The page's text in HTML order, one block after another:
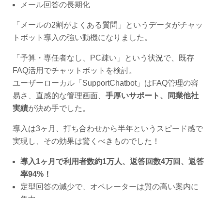
メール回答の長期化
「メールの2割がよくある質問」というデータがチャッ
トボット導入の強い動機になりました。
「予算・専任者なし、PC疎い」という状況で、既存
FAQ活用でチャットボットを検討。
ユーザーローカル「SupportChatbot」はFAQ管理の容
易さ、直感的な管理画面、 手厚いサポート、同業他社
実績が決め手でした。
導入は3ヶ月、打ち合わせから半年というスピード感で
実現し、その効果は驚くべきものでした！
導入1ヶ月で利用者数約1万人、返答回数4万回、返答
率94%！
定型回答の減少で、オペレーターは質の高い案内に